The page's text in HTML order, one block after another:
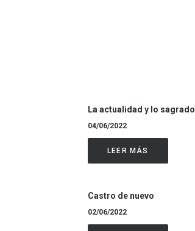
La actualidad y lo sagrado
04/06/2022
LEER MÁS
Castro de nuevo
02/06/2022